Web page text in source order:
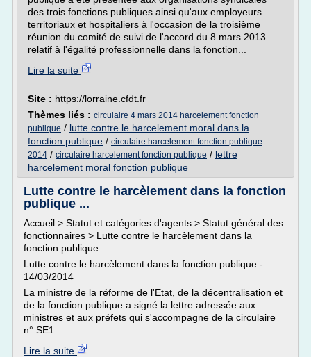
des trois fonctions publiques ainsi qu'aux employeurs
territoriaux et hospitaliers à l'occasion de la troisième
réunion du comité de suivi de l'accord du 8 mars 2013
relatif à l'égalité professionnelle dans la fonction...
Lire la suite
Site : https://lorraine.cfdt.fr
Thèmes liés : circulaire 4 mars 2014 harcelement fonction
publique / lutte contre le harcelement moral dans la
fonction publique / circulaire harcelement fonction publique
2014 / circulaire harcelement fonction publique / lettre
harcelement moral fonction publique
Lutte contre le harcèlement dans la fonction
publique ...
Accueil > Statut et catégories d'agents > Statut général des
fonctionnaires > Lutte contre le harcèlement dans la
fonction publique
Lutte contre le harcèlement dans la fonction publique -
14/03/2014
La ministre de la réforme de l'Etat, de la décentralisation et
de la fonction publique a signé la lettre adressée aux
ministres et aux préfets qui s'accompagne de la circulaire
n° SE1...
Lire la suite